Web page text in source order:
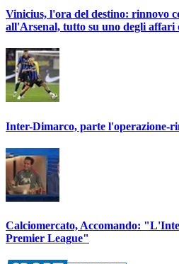
Vinicius, l'ora del destino: rinnovo
all'Arsenal, tutto su uno degli affari
Inter-Dimarco, parte l'operazione-
Calciomercato, Accomando:
Premier League"